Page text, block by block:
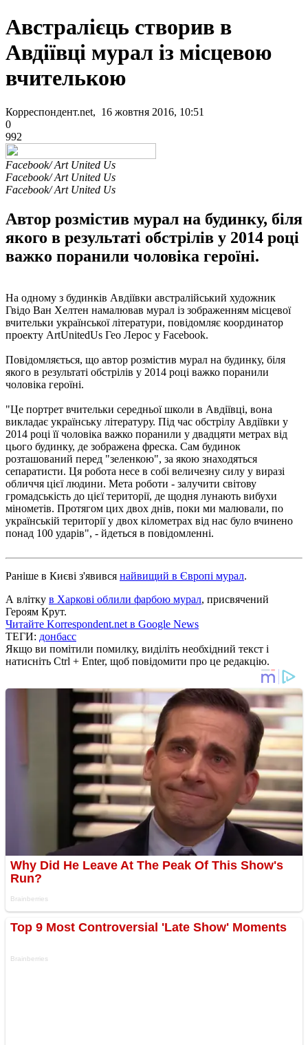
Австралієць створив в
Авдіївці мурал із місцевою
вчителькою
Корреспондент.net, 16 жовтня 2016, 10:51
0
992
Facebook/ Art United Us
Facebook/ Art United Us
Facebook/ Art United Us
Автор розмістив мурал на будинку, біля
якого в результаті обстрілів у 2014 році
важко поранили чоловіка героїні.
На одному з будинків Авдіївки австралійський художник
Гвідо Ван Хелтен намалював мурал із зображенням місцевої
вчительки української літератури, повідомляє координатор
проекту ArtUnitedUs Гео Лерос у Facebook.
Повідомляється, що автор розмістив мурал на будинку, біля
якого в результаті обстрілів у 2014 році важко поранили
чоловіка героїні.
"Це портрет вчительки середньої школи в Авдіївці, вона
викладає українську літературу. Під час обстрілу Авдіївки у
2014 році її чоловіка важко поранили у двадцяти метрах від
цього будинку, де зображена фреска. Сам будинок
розташований перед "зеленкою", за якою знаходяться
сепаратисти. Ця робота несе в собі величезну силу у виразі
обличчя цієї людини. Мета роботи - залучити світову
громадськість до цієї території, де щодня лунають вибухи
мінометів. Протягом цих двох днів, поки ми малювали, по
українській території у двох кілометрах від нас було вчинено
понад 100 ударів", - йдеться в повідомленні.
Раніше в Києві з'явився найвищий в Європі мурал.
А влітку в Харкові облили фарбою мурал, присвячений
Героям Крут.
Читайте Korrespondent.net в Google News
ТЕГИ: донбасс
Якщо ви помітили помилку, виділіть необхідний текст і
натисніть Ctrl + Enter, щоб повідомити про це редакцію.